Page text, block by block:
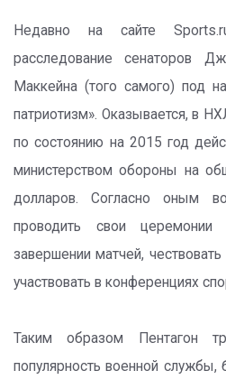
Недавно на сайте
расследование сенаторов
Маккейна (того самого) под
патриотизм». Оказывается,
по состоянию на 2015 год
министерством обороны на
долларов. Согласно оным
проводить свои
завершении матчей,
участвовать в конференциях
Таким образом Пентагон
популярность военной службы,